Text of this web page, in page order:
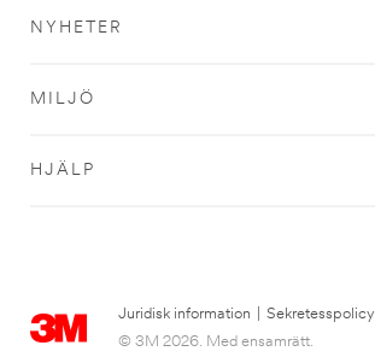
NYHETER
MILJÖ
HJÄLP
Juridisk information Sekretesspolicy
© 3M 2026. Med ensamrätt.